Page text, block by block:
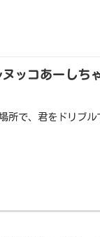
ヌッコあーし
所で、君をドリブ